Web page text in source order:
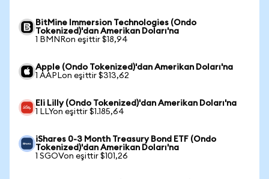
BitMine Immersion Technologies (Ondo
Tokenized)'dan Amerikan Doları'na
1 BMNRon eşittir $18,94
Apple (Ondo Tokenized)'dan Amerikan Doları'na
1 AAPLon eşittir $313,62
Eli Lilly (Ondo Tokenized)'dan Amerikan Doları'na
1 LLYon eşittir $1.185,64
iShares 0-3 Month Treasury Bond ETF (Ondo
Tokenized)'dan Amerikan Doları'na
1 SGOVon eşittir $101,26